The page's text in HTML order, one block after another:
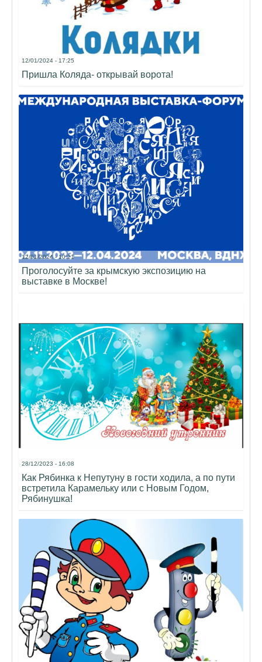
12/01/2024 - 17:25
Пришла Коляда- открывай ворота!
12/01/2024 - 10:21
Проголосуйте за крымскую экспозицию на
выставке в Москве!
28/12/2023 - 16:08
Как Рябинка к Непутуну в гости ходила, а по пути
встретила Карамельку или с Новым Годом,
Рябинушка!